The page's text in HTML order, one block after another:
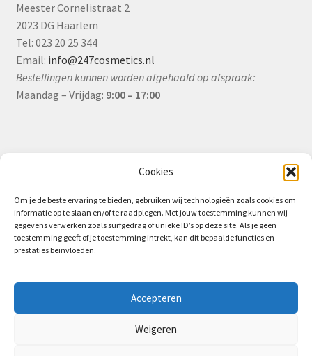
Cookies
Om je de beste ervaring te bieden, gebruiken wij technologieën zoals cookies om
informatie op te slaan en/of te raadplegen. Met jouw toestemming kunnen wij
gegevens verwerken zoals surfgedrag of unieke ID’s op deze site. Als je geen
toestemming geeft of je toestemming intrekt, kan dit bepaalde functies en
prestaties beïnvloeden.
Accepteren
Weigeren
Meester Cornelistraat 2
2023 DG Haarlem
Tel: 023 20 25 344
Email: info@247cosmetics.nl
Bestellingen kunnen worden afgehaald op afspraak:
Maandag – Vrijdag: 9:00 – 17:00
Algemene Voorwaarden (B2B)
Privacy & Cookiebeleid